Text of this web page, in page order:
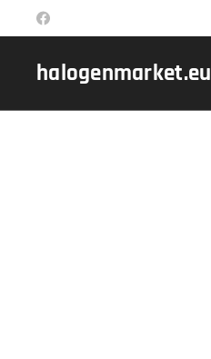
halogenmarket.eu